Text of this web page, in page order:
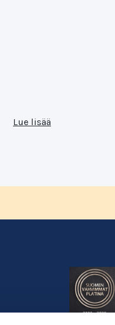
Lue lisää